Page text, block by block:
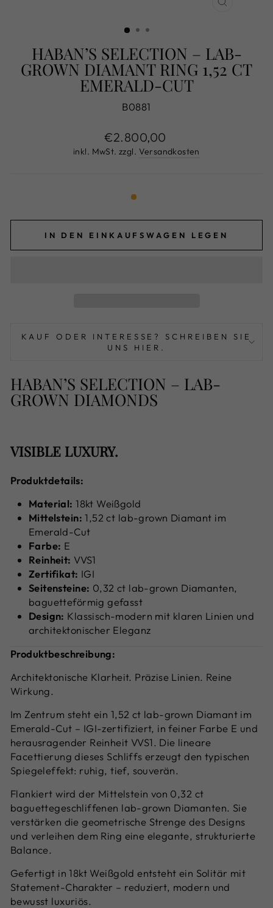
HABAN’S SELECTION – LAB-
GROWN DIAMANT RING 1,52 CT
EMERALD-CUT
B0881
Normaler
Preis
€2.800,00
inkl. MwSt. zzgl. Versandkosten
IN DEN EINKAUFSWAGEN LEGEN
KAUF ODER INTERESSE? SCHREIBEN SIE
UNS HIER.
HABAN’S SELECTION – LAB-
GROWN DIAMONDS
VISIBLE LUXURY.
Produktdetails:
Material: 18kt Weißgold
Mittelstein: 1,52 ct lab-grown Diamant im
Emerald-Cut
Farbe: E
Reinheit: VVS1
Zertifikat: IGI
Seitensteine: 0,32 ct lab-grown Diamanten,
baguetteförmig gefasst
Design: Klassisch-modern mit klaren Linien und
architektonischer Eleganz
Produktbeschreibung:
Architektonische Klarheit. Präzise Linien. Reine
Wirkung.
Im Zentrum steht ein 1,52 ct lab-grown Diamant im
Emerald-Cut – IGI-zertifiziert, in feiner Farbe E und
herausragender Reinheit VVS1. Die lineare
Facettierung dieses Schliffs erzeugt den typischen
Spiegeleffekt: ruhig, tief, souverän.
Flankiert wird der Mittelstein von 0,32 ct
baguettegeschliffenen lab-grown Diamanten. Sie
verstärken die geometrische Strenge des Designs
und verleihen dem Ring eine elegante, strukturierte
Balance.
Gefertigt in 18kt Weißgold entsteht ein Solitär mit
Statement-Charakter – reduziert, modern und
bewusst luxuriös.